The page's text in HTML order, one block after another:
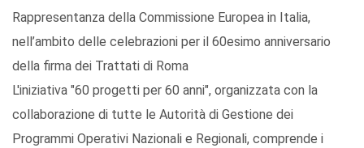
Rappresentanza della Commissione Europea in Italia,
nell’ambito delle celebrazioni per il 60esimo anniversario
della firma dei Trattati di Roma
L'iniziativa "60 progetti per 60 anni", organizzata con la
collaborazione di tutte le Autorità di Gestione dei
Programmi Operativi Nazionali e Regionali, comprende i